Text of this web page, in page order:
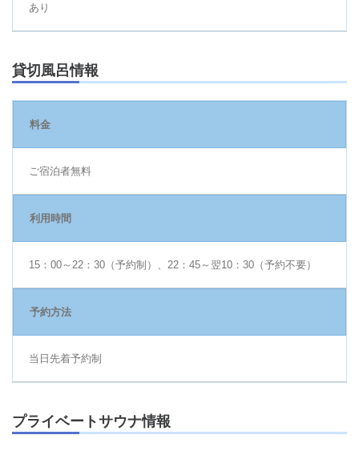
あり
貸切風呂情報
料金
ご宿泊者無料
利用時間
15：00～22：30（予約制）、22：45～翌10：30（予約不要）
予約方法
当日先着予約制
プライベートサウナ情報